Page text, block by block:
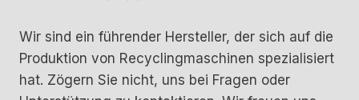
Wir sind ein führender Hersteller, der sich auf die
Produktion von Recyclingmaschinen spezialisiert
hat. Zögern Sie nicht, uns bei Fragen oder